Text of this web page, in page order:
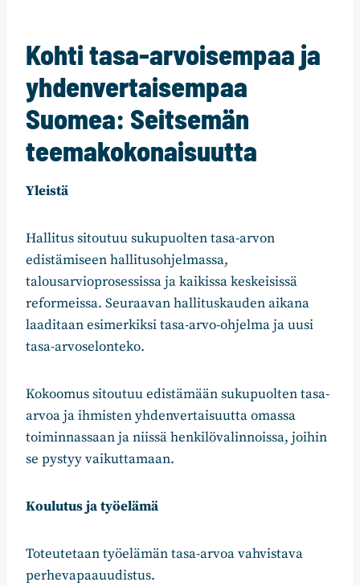
Kohti tasa-arvoisempaa ja
yhdenvertaisempaa
Suomea: Seitsemän
teemakokonaisuutta
Yleistä
Hallitus sitoutuu sukupuolten tasa-arvon
edistämiseen hallitusohjelmassa,
talousarvioprosessissa ja kaikissa keskeisissä
reformeissa. Seuraavan hallituskauden aikana
laaditaan esimerkiksi tasa-arvo-ohjelma ja uusi
tasa-arvoselonteko.
Kokoomus sitoutuu edistämään sukupuolten tasa-
arvoa ja ihmisten yhdenvertaisuutta omassa
toiminnassaan ja niissä henkilövalinnoissa, joihin
se pystyy vaikuttamaan.
Koulutus ja työelämä
Toteutetaan työelämän tasa-arvoa vahvistava
perhevapaauudistus.